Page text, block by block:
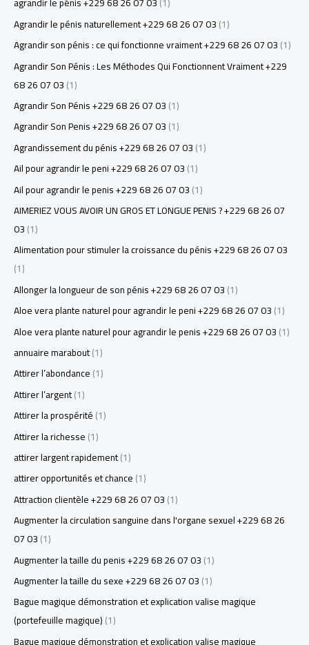
Agrandir le pénis naturellement +229 68 26 07 03(1)
Agrandir son pénis : ce qui fonctionne vraiment +229 68 26 07 03(1)
Agrandir Son Pénis : Les Méthodes Qui Fonctionnent Vraiment +229
68 26 07 03(1)
Agrandir Son Pénis +229 68 26 07 03(1)
Agrandir Son Penis +229 68 26 07 03(1)
Agrandissement du pénis +229 68 26 07 03(1)
Ail pour agrandir le peni +229 68 26 07 03(1)
Ail pour agrandir le penis +229 68 26 07 03(1)
AIMERIEZ VOUS AVOIR UN GROS ET LONGUE PENIS ? +229 68 26 07
03(1)
Alimentation pour stimuler la croissance du pénis +229 68 26 07 03
(1)
Allonger la longueur de son pénis +229 68 26 07 03(1)
Aloe vera plante naturel pour agrandir le peni +229 68 26 07 03(1)
Aloe vera plante naturel pour agrandir le penis +229 68 26 07 03(1)
annuaire marabout(1)
Attirer l’abondance(1)
Attirer l’argent(1)
Attirer la prospérité(1)
Attirer la richesse(1)
attirer largent rapidement(1)
attirer opportunités et chance(1)
Attraction clientèle +229 68 26 07 03(1)
Augmenter la circulation sanguine dans l'organe sexuel +229 68 26
07 03(1)
Augmenter la taille du penis +229 68 26 07 03(1)
Augmenter la taille du sexe +229 68 26 07 03(1)
Bague magique démonstration et explication valise magique
(portefeuille magique)(1)